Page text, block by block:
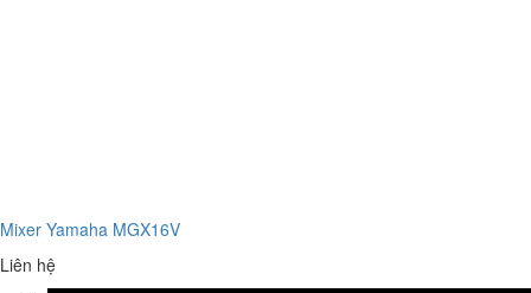
Mixer Yamaha MGX16V
Liên hệ